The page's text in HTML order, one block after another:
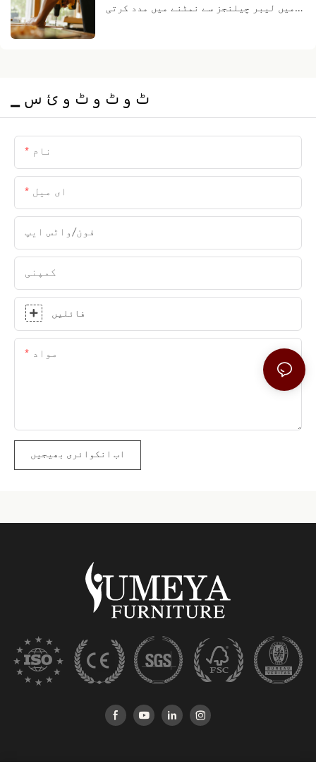
میں لیبر چیلنجز سے نمٹنے میں مدد کرتی
▁ ٹ و ٹ و ٹ و ئ س
نام
ای میل
فون/واٹس ایپ
کمپنی
فائلیں
مواد
اب انکوائری بھیجیں